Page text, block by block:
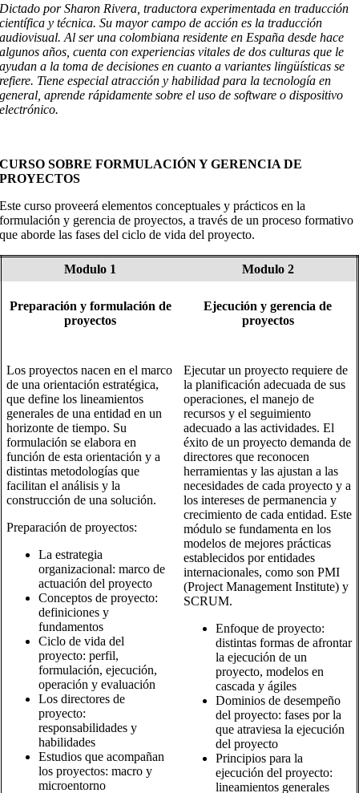
Dictado por Sharon Rivera, traductora experimentada en traducción
científica y técnica. Su mayor campo de acción es la traducción
audiovisual. Al ser una colombiana residente en España desde hace
algunos años, cuenta con experiencias vitales de dos culturas que le
ayudan a la toma de decisiones en cuanto a variantes lingüísticas se
refiere. Tiene especial atracción y habilidad para la tecnología en
general, aprende rápidamente sobre el uso de software o dispositivo
electrónico.
CURSO SOBRE FORMULACIÓN Y GERENCIA DE
PROYECTOS
Este curso proveerá elementos conceptuales y prácticos en la
formulación y gerencia de proyectos, a través de un proceso formativo
que aborde las fases del ciclo de vida del proyecto.
Modulo 1 Modulo 2
Preparación y formulación de
proyectos
Ejecución y gerencia de
proyectos
Los proyectos nacen en el marco
de una orientación estratégica,
que define los lineamientos
generales de una entidad en un
horizonte de tiempo. Su
formulación se elabora en
función de esta orientación y a
distintas metodologías que
facilitan el análisis y la
construcción de una solución.
Preparación de proyectos:
La estrategia
organizacional: marco de
actuación del proyecto
Conceptos de proyecto:
definiciones y
fundamentos
Ciclo de vida del
proyecto: perfil,
formulación, ejecución,
operación y evaluación
Los directores de
proyecto:
responsabilidades y
habilidades
Estudios que acompañan
los proyectos: macro y
microentorno
Ejecutar un proyecto requiere de
la planificación adecuada de sus
operaciones, el manejo de
recursos y el seguimiento
adecuado a las actividades. El
éxito de un proyecto demanda de
directores que reconocen
herramientas y las ajustan a las
necesidades de cada proyecto y a
los intereses de permanencia y
crecimiento de cada entidad. Este
módulo se fundamenta en los
modelos de mejores prácticas
establecidos por entidades
internacionales, como son PMI
(Project Management Institute) y
SCRUM.
Enfoque de proyecto:
distintas formas de afrontar
la ejecución de un
proyecto, modelos en
cascada y ágiles
Dominios de desempeño
del proyecto: fases por la
que atraviesa la ejecución
del proyecto
Principios para la
ejecución del proyecto:
lineamientos generales